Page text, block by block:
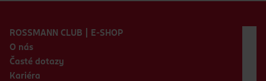
ROSSMANN CLUB | E-SHOP
O nás
Časté dotazy
Kariéra